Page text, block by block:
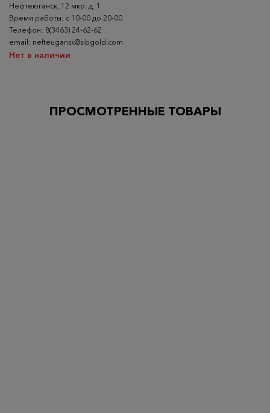
Нефтеюганск, 12 мкр. д. 1
Время работы: с 10-00 до 20-00
Телефон: 8(3463) 24-62-62
email: nefteugansk@sibgold.com
Нет в наличии
ПРОСМОТРЕННЫЕ ТОВАРЫ